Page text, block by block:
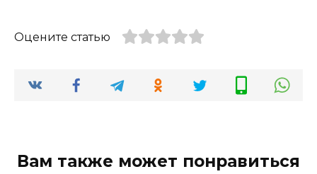
Оцените статью
Вам также может понравиться